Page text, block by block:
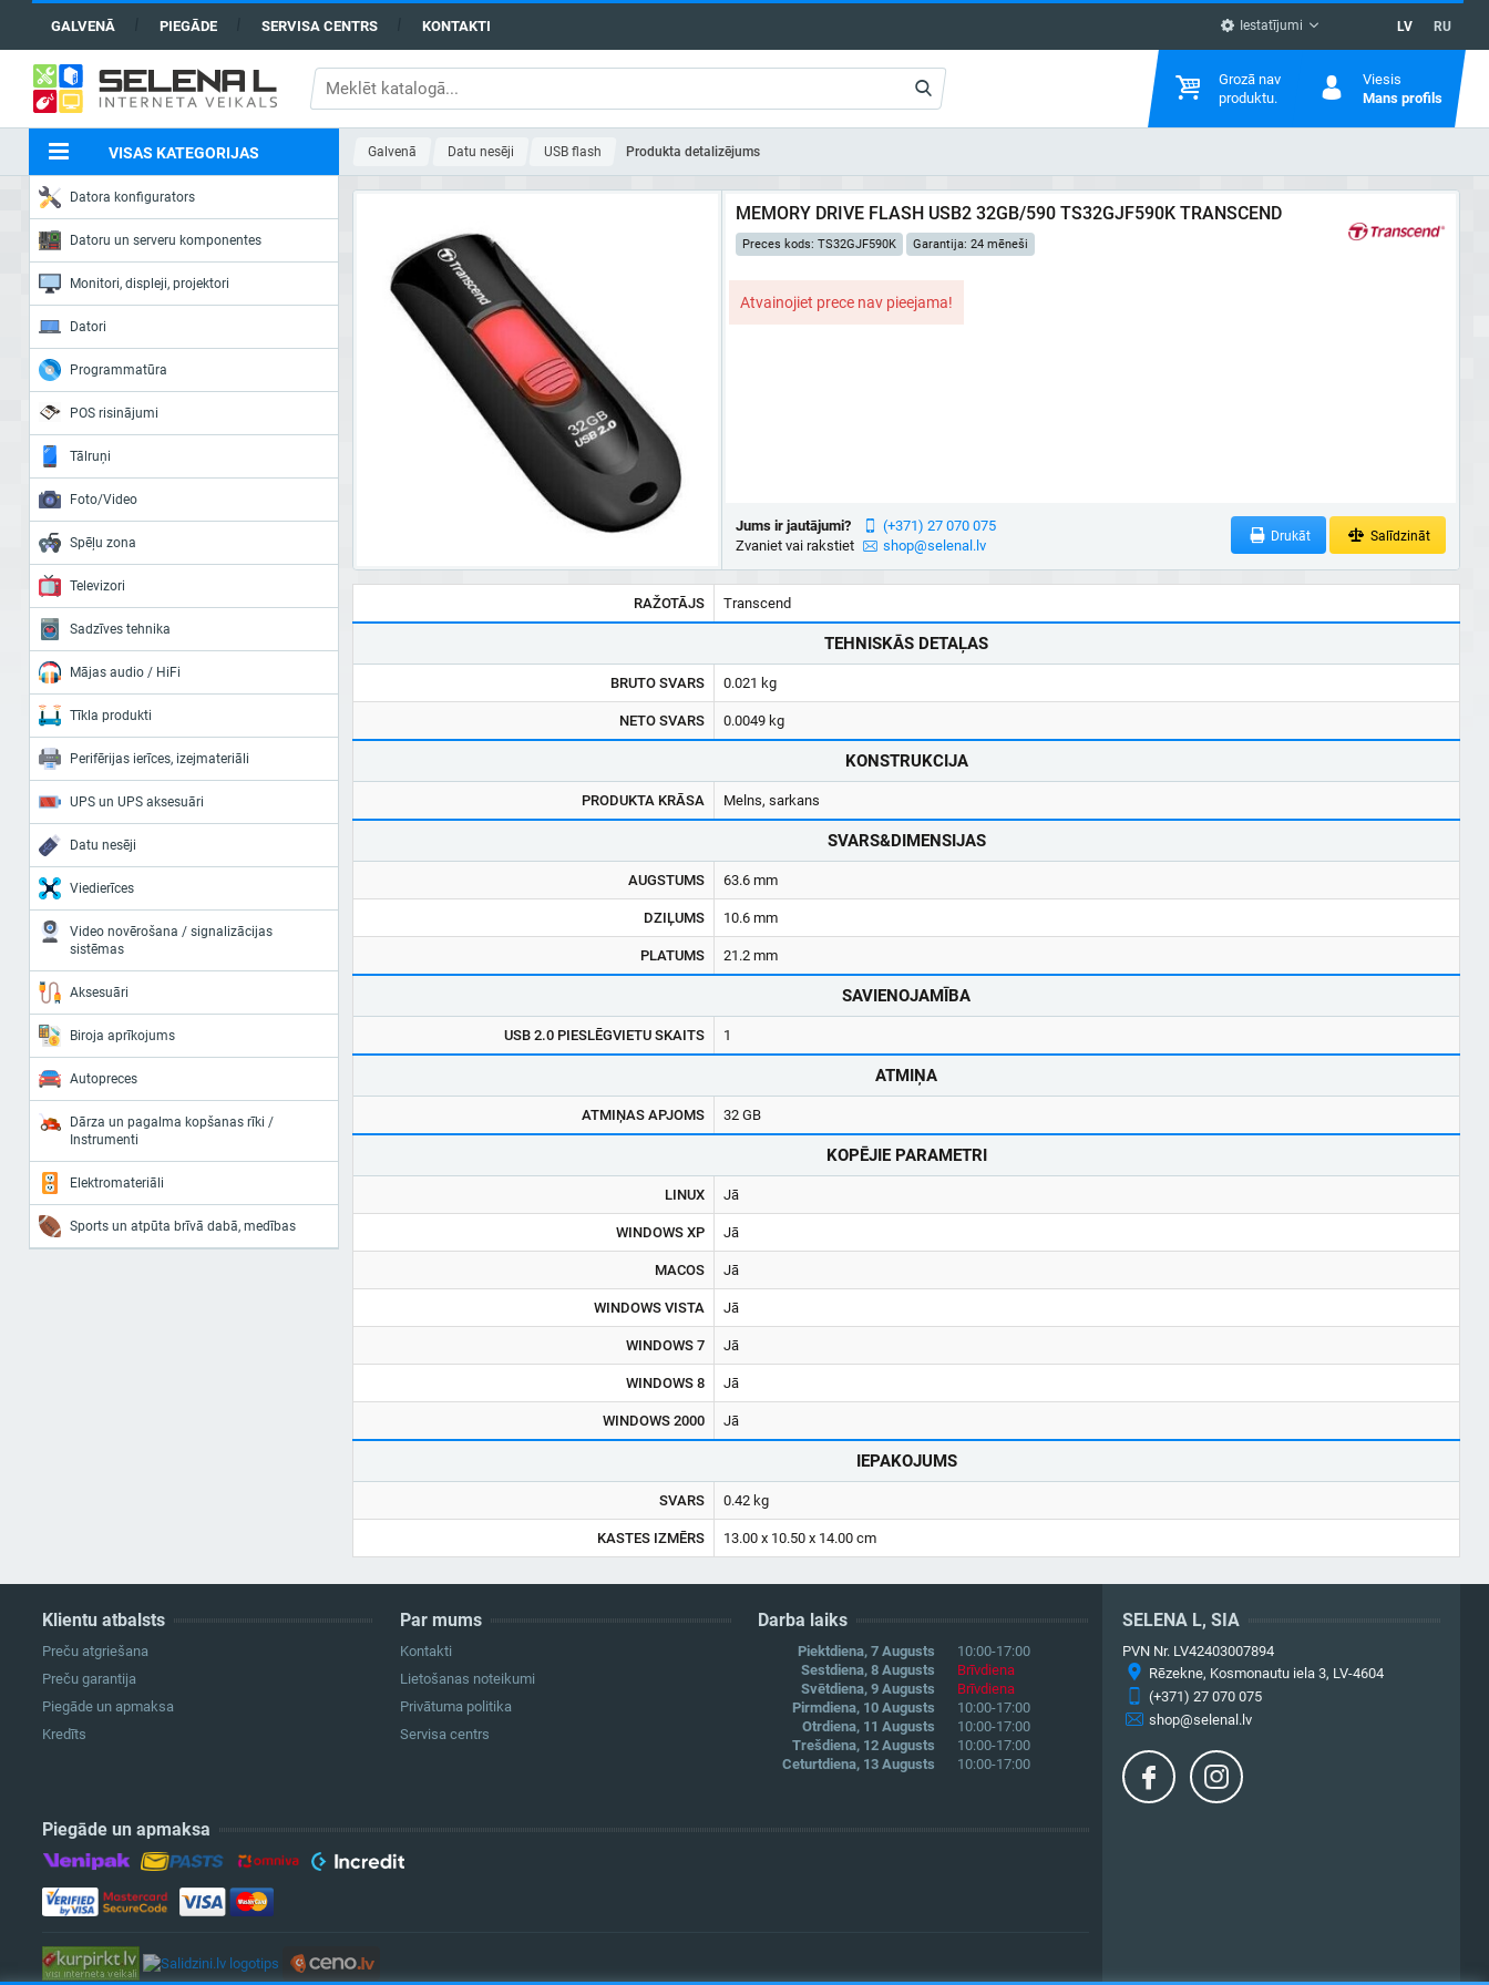
GALVENĀ PIEGĀDE SERVISA CENTRS KONTAKTI Iestatījumi LV RU
Grozā nav
produktu.
Viesis
Mans profils
VISAS KATEGORIJAS Galvenā Datu nesēji USB flash Produkta detalizējums
Datora konfigurators
Datoru un serveru komponentes
Monitori, displeji, projektori
Datori
Programmatūra
POS risinājumi
Tālruņi
Foto/Video
Spēļu zona
Televizori
Sadzīves tehnika
Mājas audio / HiFi
Tīkla produkti
Perifērijas ierīces, izejmateriāli
UPS un UPS aksesuāri
Datu nesēji
Viedierīces
Video novērošana / signalizācijas
sistēmas
Aksesuāri
Biroja aprīkojums
Autopreces
Dārza un pagalma kopšanas rīki /
Instrumenti
Elektromateriāli
Sports un atpūta brīvā dabā, medības
MEMORY DRIVE FLASH USB2 32GB/590 TS32GJF590K TRANSCEND
Preces kods: TS32GJF590K Garantija: 24 mēneši
Atvainojiet prece nav pieejama!
Jums ir jautājumi?
Zvaniet vai rakstiet
(+371) 27 070 075
shop@selenal.lv
Drukāt Salīdzināt
RAŽOTĀJS Transcend
TEHNISKĀS DETAĻAS
BRUTO SVARS 0.021 kg
NETO SVARS 0.0049 kg
KONSTRUKCIJA
PRODUKTA KRĀSA Melns, sarkans
SVARS&DIMENSIJAS
AUGSTUMS 63.6 mm
DZIĻUMS 10.6 mm
PLATUMS 21.2 mm
SAVIENOJAMĪBA
USB 2.0 PIESLĒGVIETU SKAITS 1
ATMIŅA
ATMIŅAS APJOMS 32 GB
KOPĒJIE PARAMETRI
LINUX Jā
WINDOWS XP Jā
MACOS Jā
WINDOWS VISTA Jā
WINDOWS 7 Jā
WINDOWS 8 Jā
WINDOWS 2000 Jā
IEPAKOJUMS
SVARS 0.42 kg
KASTES IZMĒRS 13.00 x 10.50 x 14.00 cm
Klientu atbalsts
Preču atgriešana
Preču garantija
Piegāde un apmaksa
Kredīts
Par mums
Kontakti
Lietošanas noteikumi
Privātuma politika
Servisa centrs
Darba laiks
Piektdiena, 7 Augusts
10:00-17:00
Sestdiena, 8 Augusts
Brīvdiena
Svētdiena, 9 Augusts
Brīvdiena
Pirmdiena, 10 Augusts
10:00-17:00
Otrdiena, 11 Augusts
10:00-17:00
Trešdiena, 12 Augusts
10:00-17:00
Ceturtdiena, 13 Augusts
10:00-17:00
Piegāde un apmaksa
SELENA L, SIA
PVN Nr. LV42403007894
Rēzekne, Kosmonautu iela 3, LV-4604
(+371) 27 070 075
shop@selenal.lv